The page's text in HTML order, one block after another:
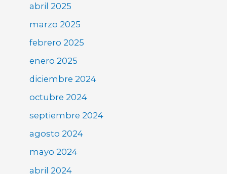
abril 2025
marzo 2025
febrero 2025
enero 2025
diciembre 2024
octubre 2024
septiembre 2024
agosto 2024
mayo 2024
abril 2024